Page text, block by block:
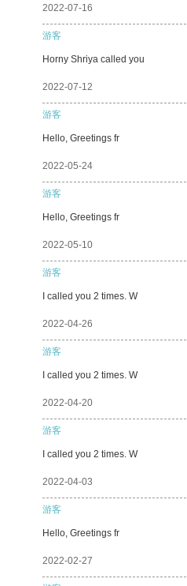
2022-07-16
游客
Horny Shriya called you
2022-07-12
游客
Hello, Greetings fr
2022-05-24
游客
Hello, Greetings fr
2022-05-10
游客
I called you 2 times. W
2022-04-26
游客
I called you 2 times. W
2022-04-20
游客
I called you 2 times. W
2022-04-03
游客
Hello, Greetings fr
2022-02-27